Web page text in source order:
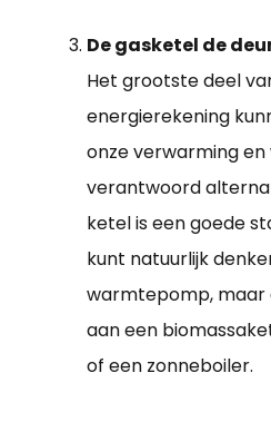
De gasketel de
Het grootste deel
energierekening
onze verwarming
verantwoord
ketel is een goede
kunt natuurlijk
warmtepomp, maar
aan een
of een zonneboiler.